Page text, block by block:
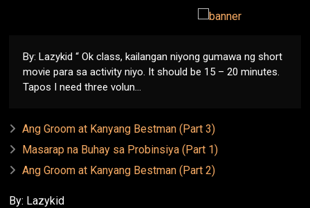
By: Lazykid “ Ok class, kailangan niyong gumawa ng short
movie para sa activity niyo. It should be 15 – 20 minutes.
Tapos I need three volun...
Ang Groom at Kanyang Bestman (Part 3)
Masarap na Buhay sa Probinsiya (Part 1)
Ang Groom at Kanyang Bestman (Part 2)
By: Lazykid